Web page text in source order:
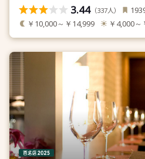
3.44（337人）
￥10,000～￥14,999 ￥4,000～